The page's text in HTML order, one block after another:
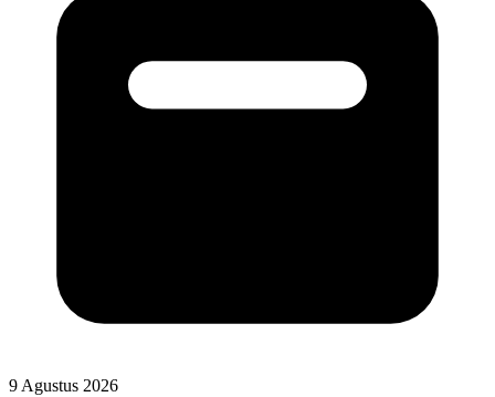
9 Agustus 2026